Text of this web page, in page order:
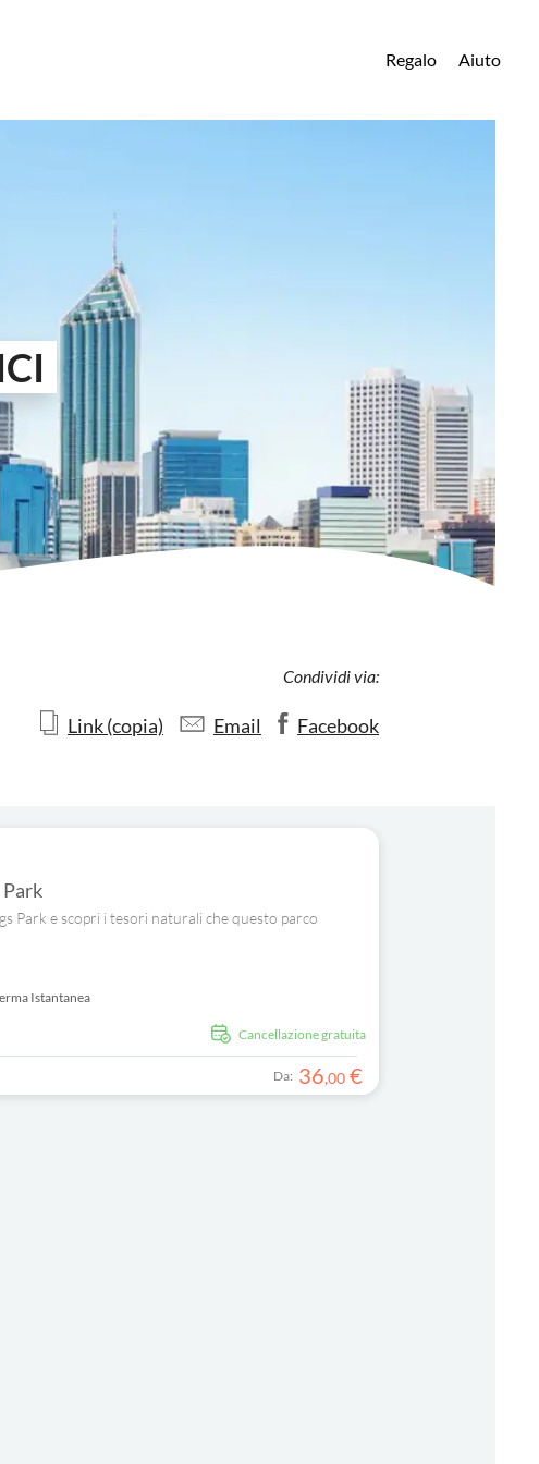
Regalo Aiuto
Condividi via:
Link (copia) Email Facebook
Park e scopri i tesori naturali che questo parco
Cancellazione gratuita
Istantanea
Da: 36,00 €